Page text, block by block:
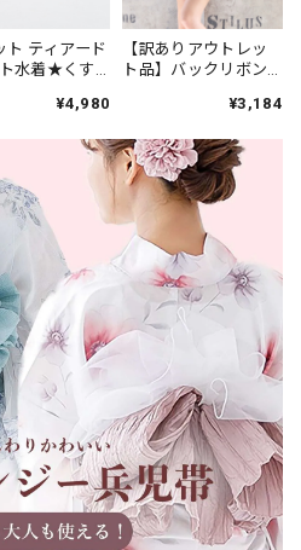
ト ティアード
水着★くす
¥4,980
【訳ありアウトレッ
ト品】バックリボン×
¥3,184